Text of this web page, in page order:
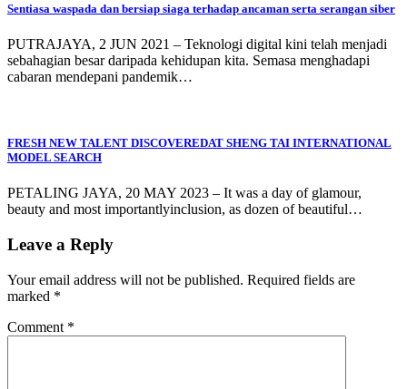
Sentiasa waspada dan bersiap siaga terhadap ancaman serta serangan siber
PUTRAJAYA, 2 JUN 2021 – Teknologi digital kini telah menjadi
sebahagian besar daripada kehidupan kita. Semasa menghadapi
cabaran mendepani pandemik…
FRESH NEW TALENT DISCOVEREDAT SHENG TAI INTERNATIONAL
MODEL SEARCH
PETALING JAYA, 20 MAY 2023 – It was a day of glamour,
beauty and most importantlyinclusion, as dozen of beautiful…
Leave a Reply
Your email address will not be published. Required fields are
marked *
Comment *